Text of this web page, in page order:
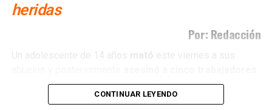
heridas
Por: Redacción
Un adolescente de 14 años mató este viernes a sus
de una escuela secundaria en Tailandia, antes de
quitarse la vida con el arma utilizada en el ataque,
CONTINUAR LEYENDO